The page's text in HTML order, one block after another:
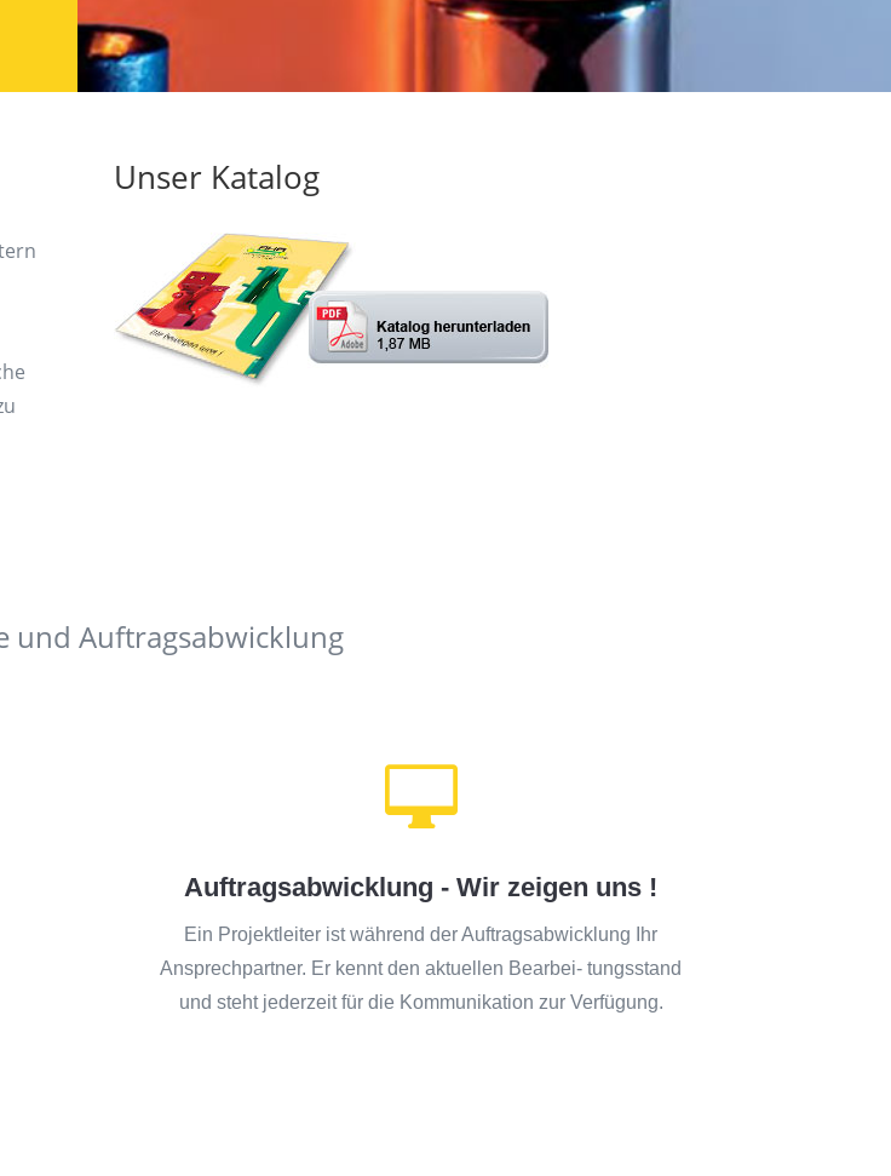
Unser Katalog
und Auftragsabwicklung

Auftragsabwicklung - Wir zeigen uns !
Ein Projektleiter ist während der Auftragsabwicklung Ihr
Ansprechpartner. Er kennt den aktuellen Bearbei- tungsstand
und steht jederzeit für die Kommunikation zur Verfügung.